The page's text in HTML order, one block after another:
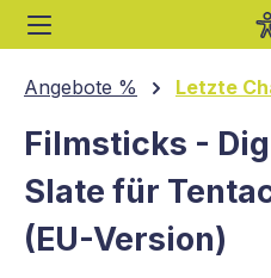
springen
Angebote % Letzte
Filmsticks -
Slate für
(EU-Version)